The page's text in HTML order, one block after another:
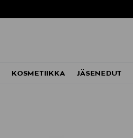
KOSMETIIKKA JÄSENEDUT